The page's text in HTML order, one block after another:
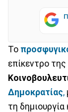
Το
επίκεντρο
Δημοκρατίας,
τη